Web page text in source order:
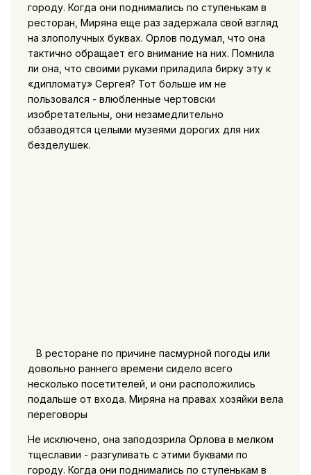
городу. Когда они поднимались по ступенькам в
ресторан, Миряна еще раз задержала свой взгляд
на злополучных буквах. Орлов подумал, что она
тактично обращает его внимание на них. Помнила
ли она, что своими руками приладила бирку эту к
«дипломату» Сергея? Тот больше им не
пользовался - влюбленные чертовски
изобретательны, они незамедлительно
обзаводятся целыми музеями дорогих для них
безделушек.
В ресторане по причине пасмурной погоды или
довольно раннего времени сидело всего
несколько посетителей, и они расположились
подальше от входа. Миряна на правах хозяйки вела
переговоры
Не исключено, она заподозрила Орлова в мелком
тщеславии - разгуливать с этими буквами по
городу. Когда они поднимались по ступенькам в